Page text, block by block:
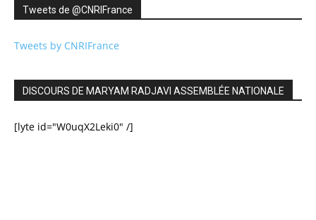
Tweets de ‎@CNRIFrance
Tweets by CNRIFrance
DISCOURS DE MARYAM RADJAVI ASSEMBLÉE NATIONALE
[lyte id="W0uqX2Leki0" /]